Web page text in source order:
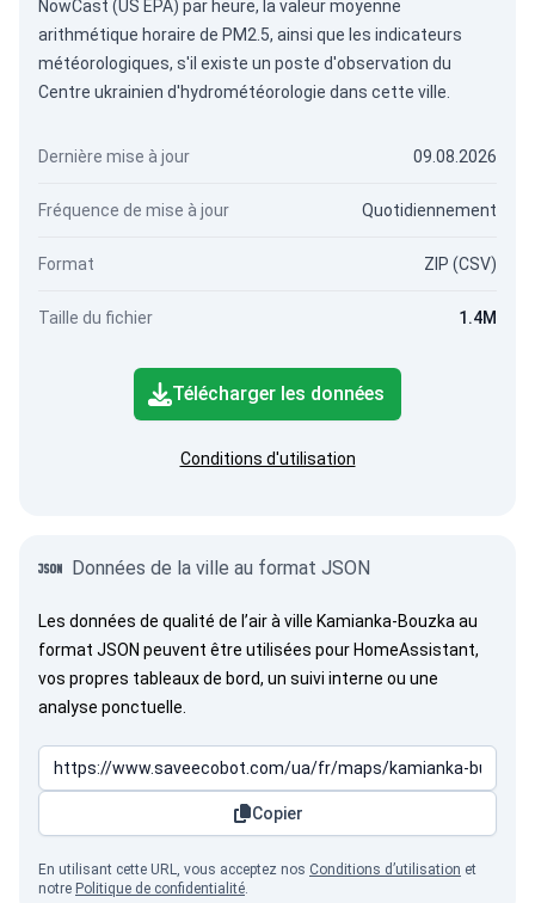
NowCast (US EPA) par heure, la valeur moyenne
arithmétique horaire de PM2.5, ainsi que les indicateurs
météorologiques, s'il existe un poste d'observation du
Centre ukrainien d'hydrométéorologie dans cette ville.
Dernière mise à jour 09.08.2026
Fréquence de mise à jour Quotidiennement
Format ZIP (CSV)
Taille du fichier 1.4M
Télécharger les données
Conditions d'utilisation
Données de la ville au format JSON
Les données de qualité de l’air à ville Kamianka-Bouzka au
format JSON peuvent être utilisées pour HomeAssistant,
vos propres tableaux de bord, un suivi interne ou une
analyse ponctuelle.
Copier
En utilisant cette URL, vous acceptez nos Conditions d’utilisation et
notre Politique de confidentialité.